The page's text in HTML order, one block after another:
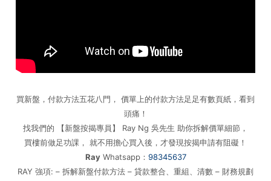
買新盤，付款方法五花八門， 價單上的付款方法足足有數頁紙，看到
頭痛！
找我們的 【新盤按揭專員】 Ray Ng 吳先生 助你拆解價單細節，
買樓前做足功課， 就不用擔心買入後，才發現按揭申請有阻礙！
RayWhatsapp： 98345637
RAY 強項: – 拆解新盤付款方法 – 貸款整合、重組、清數 – 財務規劃